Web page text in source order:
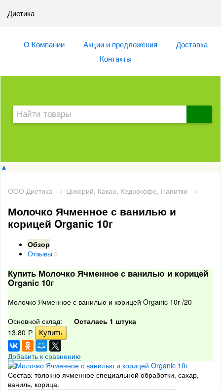
Диетика
О Компании Акции и предложения
Доставка
Контакты
▲
ООО Диетика → Цикорий, Какао, Кедрокофе, Напитки →
Молочко Ячменное с ванилью и
корицей Organic 10г
Обзор
Отзывы 0
Купить Молочко Ячменное с ванилью и корицей
Organic 10г
Молочко Ячменное с ванилью и корицей Organic 10г /20
Основной склад:
Осталась 1 штука
13,80 Р
Добавить к сравнению
Состав: толокно ячменное специальной обработки, сахар,
ваниль, корица.